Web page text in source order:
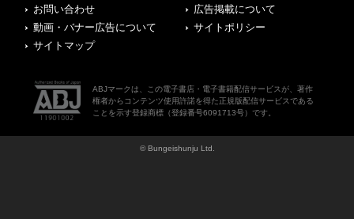
お問い合わせ
広告掲載について
動画・バナー広告について
サイトポリシー
サイトマップ
ABJマークは、この電子書店・電子書籍配信サービスが、著作
権者からコンテンツ使用許諾を得た正規版配信サービスである
ことを示す登録商標（登録番号6091713号）です。
© Bungeishunju Ltd.